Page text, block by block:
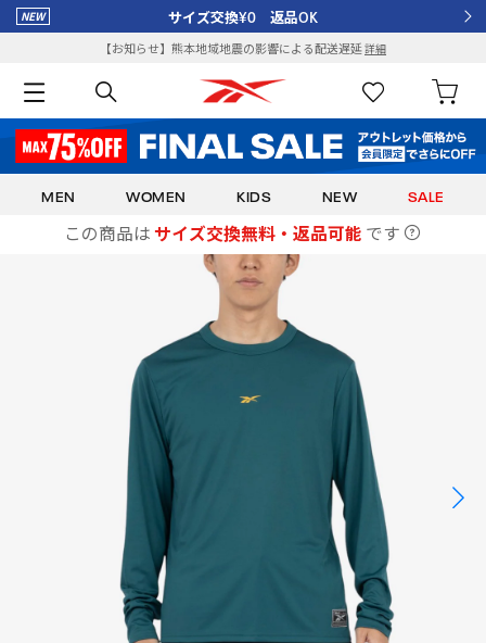
サイズ交換¥0 返品OK
【お知らせ】熊本地域地震の影響による配送遅延詳細
MEN WOMEN KIDS NEW SALE
この商品は サイズ交換無料・返品可能 です